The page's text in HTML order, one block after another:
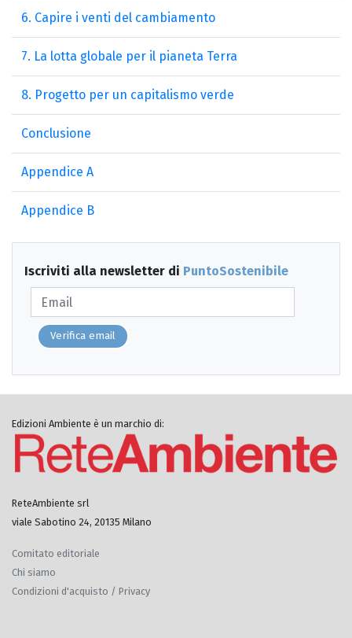
6. Capire i venti del cambiamento
7. La lotta globale per il pianeta Terra
8. Progetto per un capitalismo verde
Conclusione
Appendice A
Appendice B
Iscriviti alla newsletter di PuntoSostenibile
Verifica email
Edizioni Ambiente è un marchio di:
ReteAmbiente srl
viale Sabotino 24, 20135 Milano
Comitato editoriale
Chi siamo
Condizioni d'acquisto / Privacy